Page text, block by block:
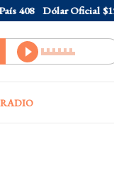
408 Dólar Oficial $1520
RADIO